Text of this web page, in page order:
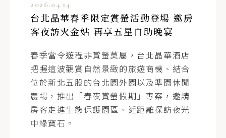
2026.04.14
台北晶華春季限定賞螢活動登場 邀房
客夜訪火金姑 再享五星自助晚宴
春季當令遊程非賞螢莫屬，台北晶華酒店
把握這波觀賞自然景緻的旅遊商機、結合
位於新北五股的台北園外園以及準園休閒
農場，推出「春夜賞螢假期」專案，邀請
房客走進生態保護園區、近距離探訪夜光
中綠寶石。
客戶
晶華國際酒店集團
前往客服信箱